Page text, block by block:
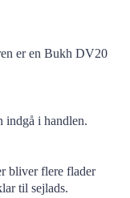
er en Bukh DV20
indgå i handlen.
bliver flere flader
til sejlads.